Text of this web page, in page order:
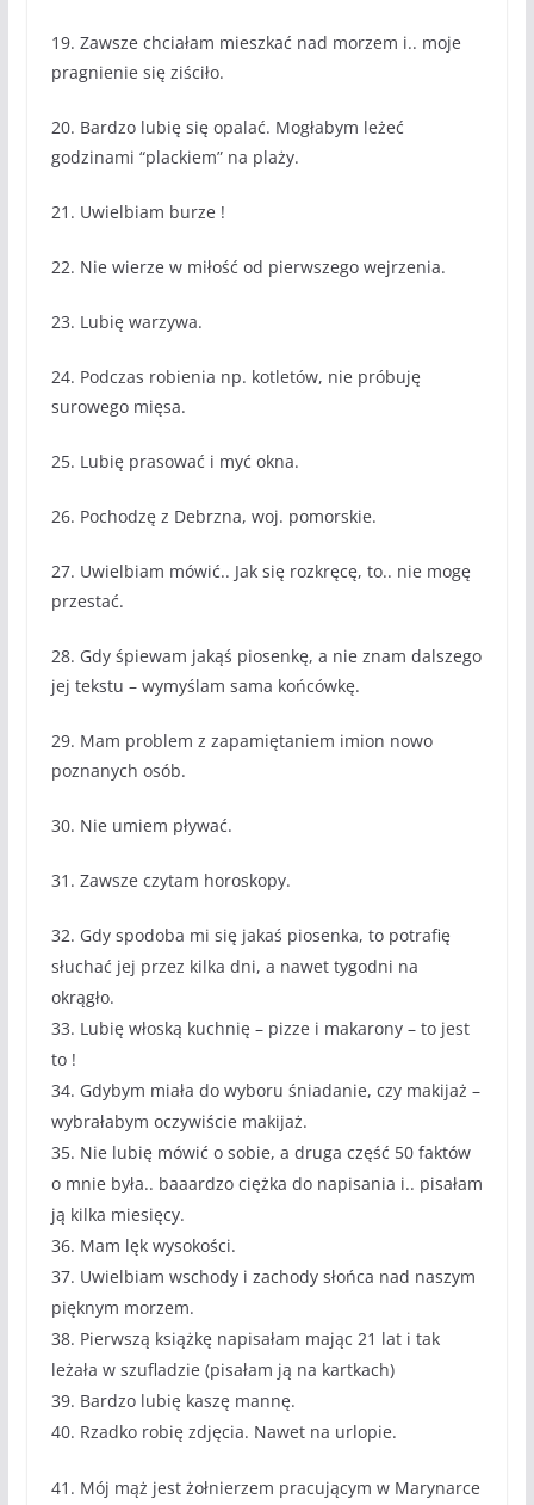
19. Zawsze chciałam mieszkać nad morzem i.. moje
pragnienie się ziściło.
20. Bardzo lubię się opalać. Mogłabym leżeć
godzinami “plackiem” na plaży.
21. Uwielbiam burze !
22. Nie wierze w miłość od pierwszego wejrzenia.
23. Lubię warzywa.
24. Podczas robienia np. kotletów, nie próbuję
surowego mięsa.
25. Lubię prasować i myć okna.
26. Pochodzę z Debrzna, woj. pomorskie.
27. Uwielbiam mówić.. Jak się rozkręcę, to.. nie mogę
przestać.
28. Gdy śpiewam jakąś piosenkę, a nie znam dalszego
jej tekstu – wymyślam sama końcówkę.
29. Mam problem z zapamiętaniem imion nowo
poznanych osób.
30. Nie umiem pływać.
31. Zawsze czytam horoskopy.
32. Gdy spodoba mi się jakaś piosenka, to potrafię
słuchać jej przez kilka dni, a nawet tygodni na
okrągło.
33. Lubię włoską kuchnię – pizze i makarony – to jest
to !
34. Gdybym miała do wyboru śniadanie, czy makijaż –
wybrałabym oczywiście makijaż.
35. Nie lubię mówić o sobie, a druga część 50 faktów
o mnie była.. baaardzo ciężka do napisania i.. pisałam
ją kilka miesięcy.
36. Mam lęk wysokości.
37. Uwielbiam wschody i zachody słońca nad naszym
pięknym morzem.
38. Pierwszą książkę napisałam mając 21 lat i tak
leżała w szufladzie (pisałam ją na kartkach)
39. Bardzo lubię kaszę mannę.
40. Rzadko robię zdjęcia. Nawet na urlopie.
41. Mój mąż jest żołnierzem pracującym w Marynarce